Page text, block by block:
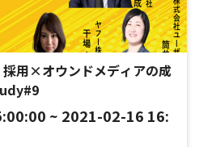
採用×オウンドメディアの成
~ 2021-02-16 16: